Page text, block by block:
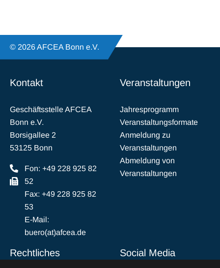
© 2026 AFCEA Bonn e.V.
Kontakt
Geschäftsstelle AFCEA
Bonn e.V.
Borsigallee 2
53125 Bonn
Fon: +49 228 925 82
52
Fax: +49 228 925 82
53
E-Mail:
buero(at)afcea.de
Veranstaltungen
Jahresprogramm
Veranstaltungsformate
Anmeldung zu
Veranstaltungen
Abmeldung von
Veranstaltungen
Rechtliches Social Media